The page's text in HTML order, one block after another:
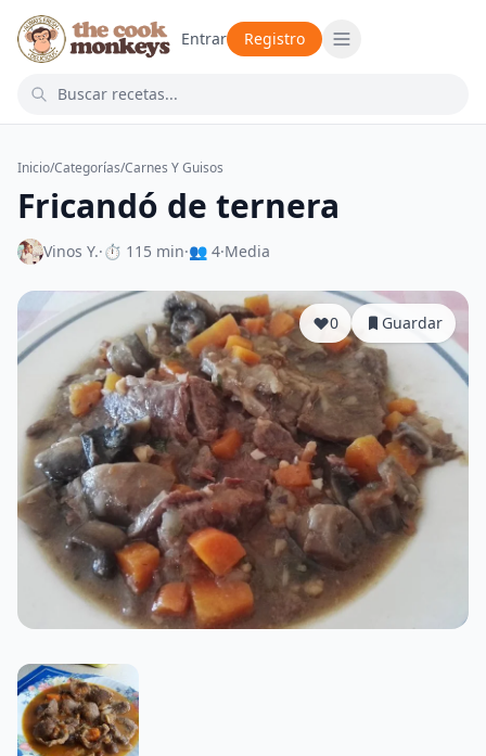
Entrar Registro
Inicio/Categorías/Carnes Y Guisos
Fricandó de ternera
Vinos Y.·⏱ 115 min·👥 4·Media
0 Guardar